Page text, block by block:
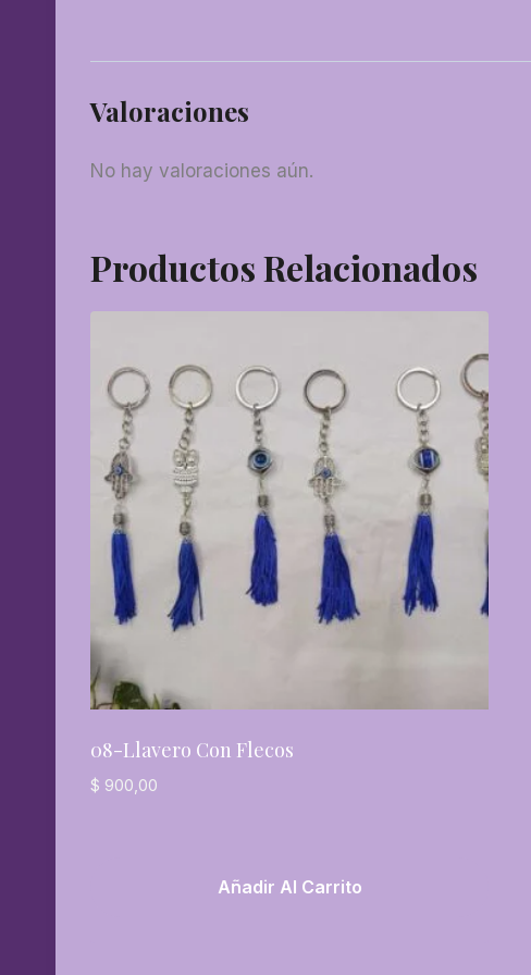
Valoraciones
No hay valoraciones aún.
Productos Relacionados
08-Llavero Con Flecos
$ 900,00
Añadir Al Carrito